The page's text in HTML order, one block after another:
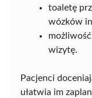
toaletę
wózków
wizytę.
Pacjenci
ułatwia im